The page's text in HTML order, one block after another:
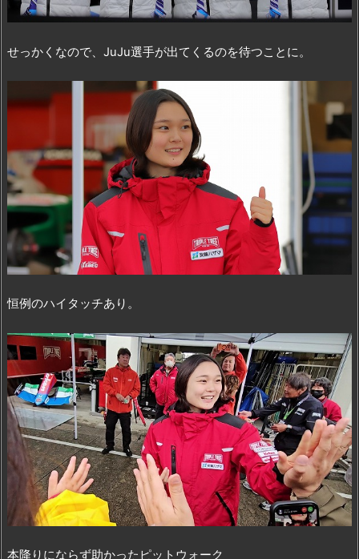
せっかくなので、JuJu選手が出てくるのを待つことに。
恒例のハイタッチあり。
本降りにならず助かったピットウォーク